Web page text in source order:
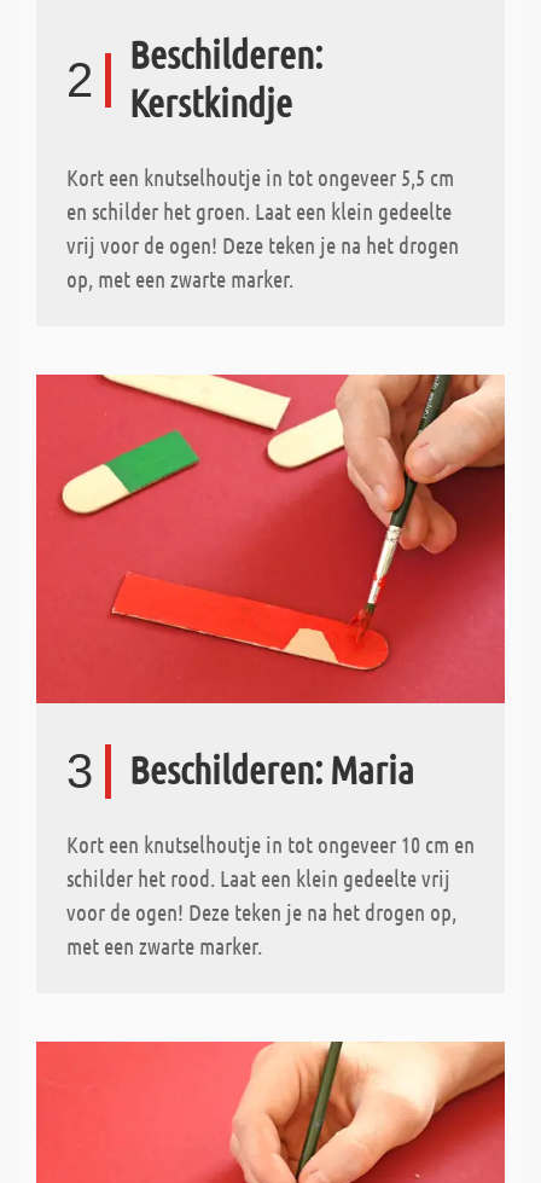
2
Beschilderen:
Kerstkindje
Kort een knutselhoutje in tot ongeveer 5,5 cm
en schilder het groen. Laat een klein gedeelte
vrij voor de ogen! Deze teken je na het drogen
op, met een zwarte marker.
3 Beschilderen: Maria
Kort een knutselhoutje in tot ongeveer 10 cm en
schilder het rood. Laat een klein gedeelte vrij
voor de ogen! Deze teken je na het drogen op,
met een zwarte marker.